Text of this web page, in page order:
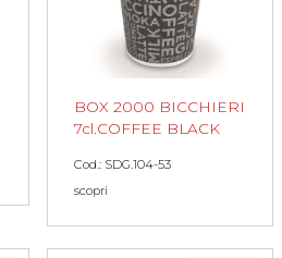
BOX 2000 BICCHIERI
7cl.COFFEE BLACK
Cod.: SDG.104-53
scopri